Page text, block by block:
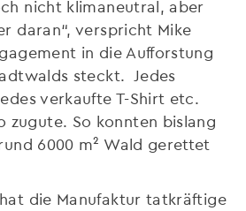
nicht klimaneutral, aber
daran“, verspricht Mike
in die Aufforstung
steckt. Jedes
verkaufte T-Shirt etc.
zugute. So konnten bislang
6000 m² Wald gerettet
die Manufaktur tatkräftige